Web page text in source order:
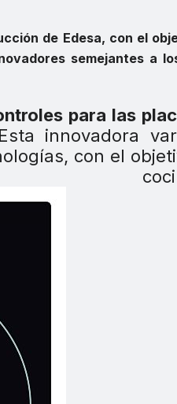
de Edesa, con el
semejantes a
para las
innovadora
con el